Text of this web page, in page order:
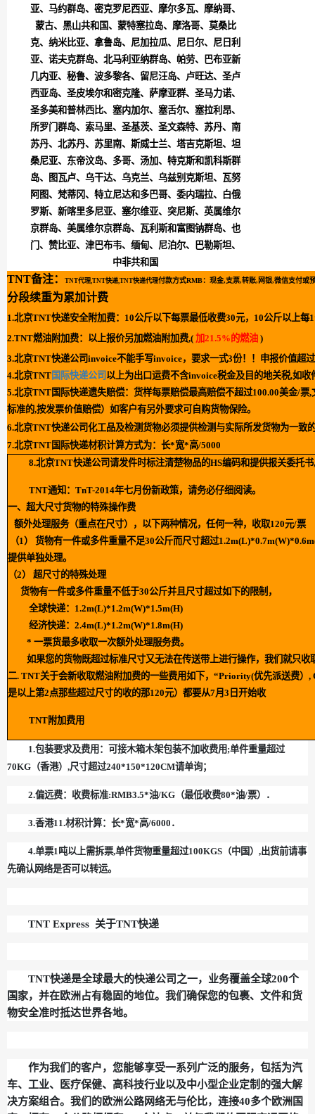
亚、马约群岛、密克罗尼西亚、摩尔多瓦、摩纳哥、
蒙古、黑山共和国、蒙特塞拉岛、摩洛哥、莫桑比
克、纳米比亚、拿鲁岛、尼加拉瓜、尼日尔、尼日利
亚、诺夫克群岛、北马利亚纳群岛、帕劳、巴布亚新
几内亚、秘鲁、波多黎各、留尼汪岛、卢旺达、圣卢
西亚岛、圣皮埃尔和密克隆、萨摩亚群、圣马力诺、
圣多美和普林西比、塞内加尔、塞舌尔、塞拉利昂、
所罗门群岛、索马里、圣基茨、圣文森特、苏丹、南
苏丹、北苏丹、苏里南、斯威士兰、塔吉克斯坦、坦
桑尼亚、东帝汶岛、多哥、汤加、特克斯和凯科斯群
岛、图瓦卢、乌干达、乌克兰、乌兹别克斯坦、瓦努
阿图、梵蒂冈、特立尼达和多巴哥、委内瑞拉、
白俄
罗斯、新喀里多尼亚、塞尔维亚、突尼斯、英属维尔
京群岛、美属维尔京群岛、瓦利斯和富图钠群岛、也
门、赞比亚、津巴布韦、缅甸、尼泊尔、巴勒斯坦、
中非共和国
TNT备注： TNT代理,TNT快递,TNT快递代理付款方式RMB： 现金,支票,转账,网银,微信支付或
分段续重为累加计费
1.北京TNT快递安全附加费：10公斤以下每票最低收费30元，10公斤以上每
2.TNT燃油附加费：以上报价另加燃油附加费,( 加21.5%的燃油 )
3.北京TNT快递公司invoice不能手写invoice，要求一式3份！！申报价值超
4.北京TNT 国际快递公司 以上为出口运费不含invoice税金及目的地关税,如
5.北京TNT国际快递遗失赔偿：货样每票赔偿最高赔偿不超过100.00美金/
标准的,按发票价值赔偿）如客户有另外要求可自购货物保险。
6.北京TNT快递公司化工品及检测货物必须提供检测与实际所发货物为一致
7.北京TNT国际快递材积计算方式为：长*宽*高/5000
8.北京TNT快递公司请发件时标注清楚物品的HS编码和提供报关委托
TNT通知：TnT-2014年七月份新政策，请务必仔细阅读。
一、超大尺寸货物的特殊操作费
额外处理服务（重点在尺寸），以下两种情况，任何一种，收取120元/票
（1） 货物有一件或多件重量不足30公斤而尺寸超过
提供单独处理。
（2） 超尺寸的特殊处理
货物有一件或多件重量不低于30公斤并且尺寸超过如下的限制，
全球快递：1.2m(L)*1.2m(W)*1.5m(H)
经济快递：2.4m(L)*1.2m(W)*1.8m(H)
* 一票货最多收取一次额外处理服务费。
如果您的货物既超过标准尺寸又无法在传送带上进行操作，我们就只收
二. TNT关于会新收取燃油附加费的一些费用如下，“Priority(优先派送费）,
是以上第2点那些超过尺寸的收的那120元）都要从7月3日开始收
TNT附加费用
1.包装要求及费用：可接木箱木架包装不加收费用;单件重量超过
70KG（香港）,尺寸超过240*150*120CM请单询；
2.偏远费：收费标准:RMB3.5*油/KG（最低收费80*油/票）．
3.香港11.材积计算：长*宽*高/6000．
4.单票1吨以上需拆票,单件货物重量超过100KGS（中国）,出货前请事
先确认网络是否可以转运。
TNT Express 关于TNT快递
TNT快递是全球最大的快递公司之一，业务覆盖全球200个
国家，并在欧洲占有稳固的地位。我们确保您的包裹、文件和货
物安全准时抵达世界各地。
作为我们的客户，您能够享受一系列广泛的服务，包括为汽
车、工业、医疗保健、高科技行业以及中小型企业定制的强大解
决方案组合。我们的欧洲公路网络无与伦比，连接40多个欧洲国